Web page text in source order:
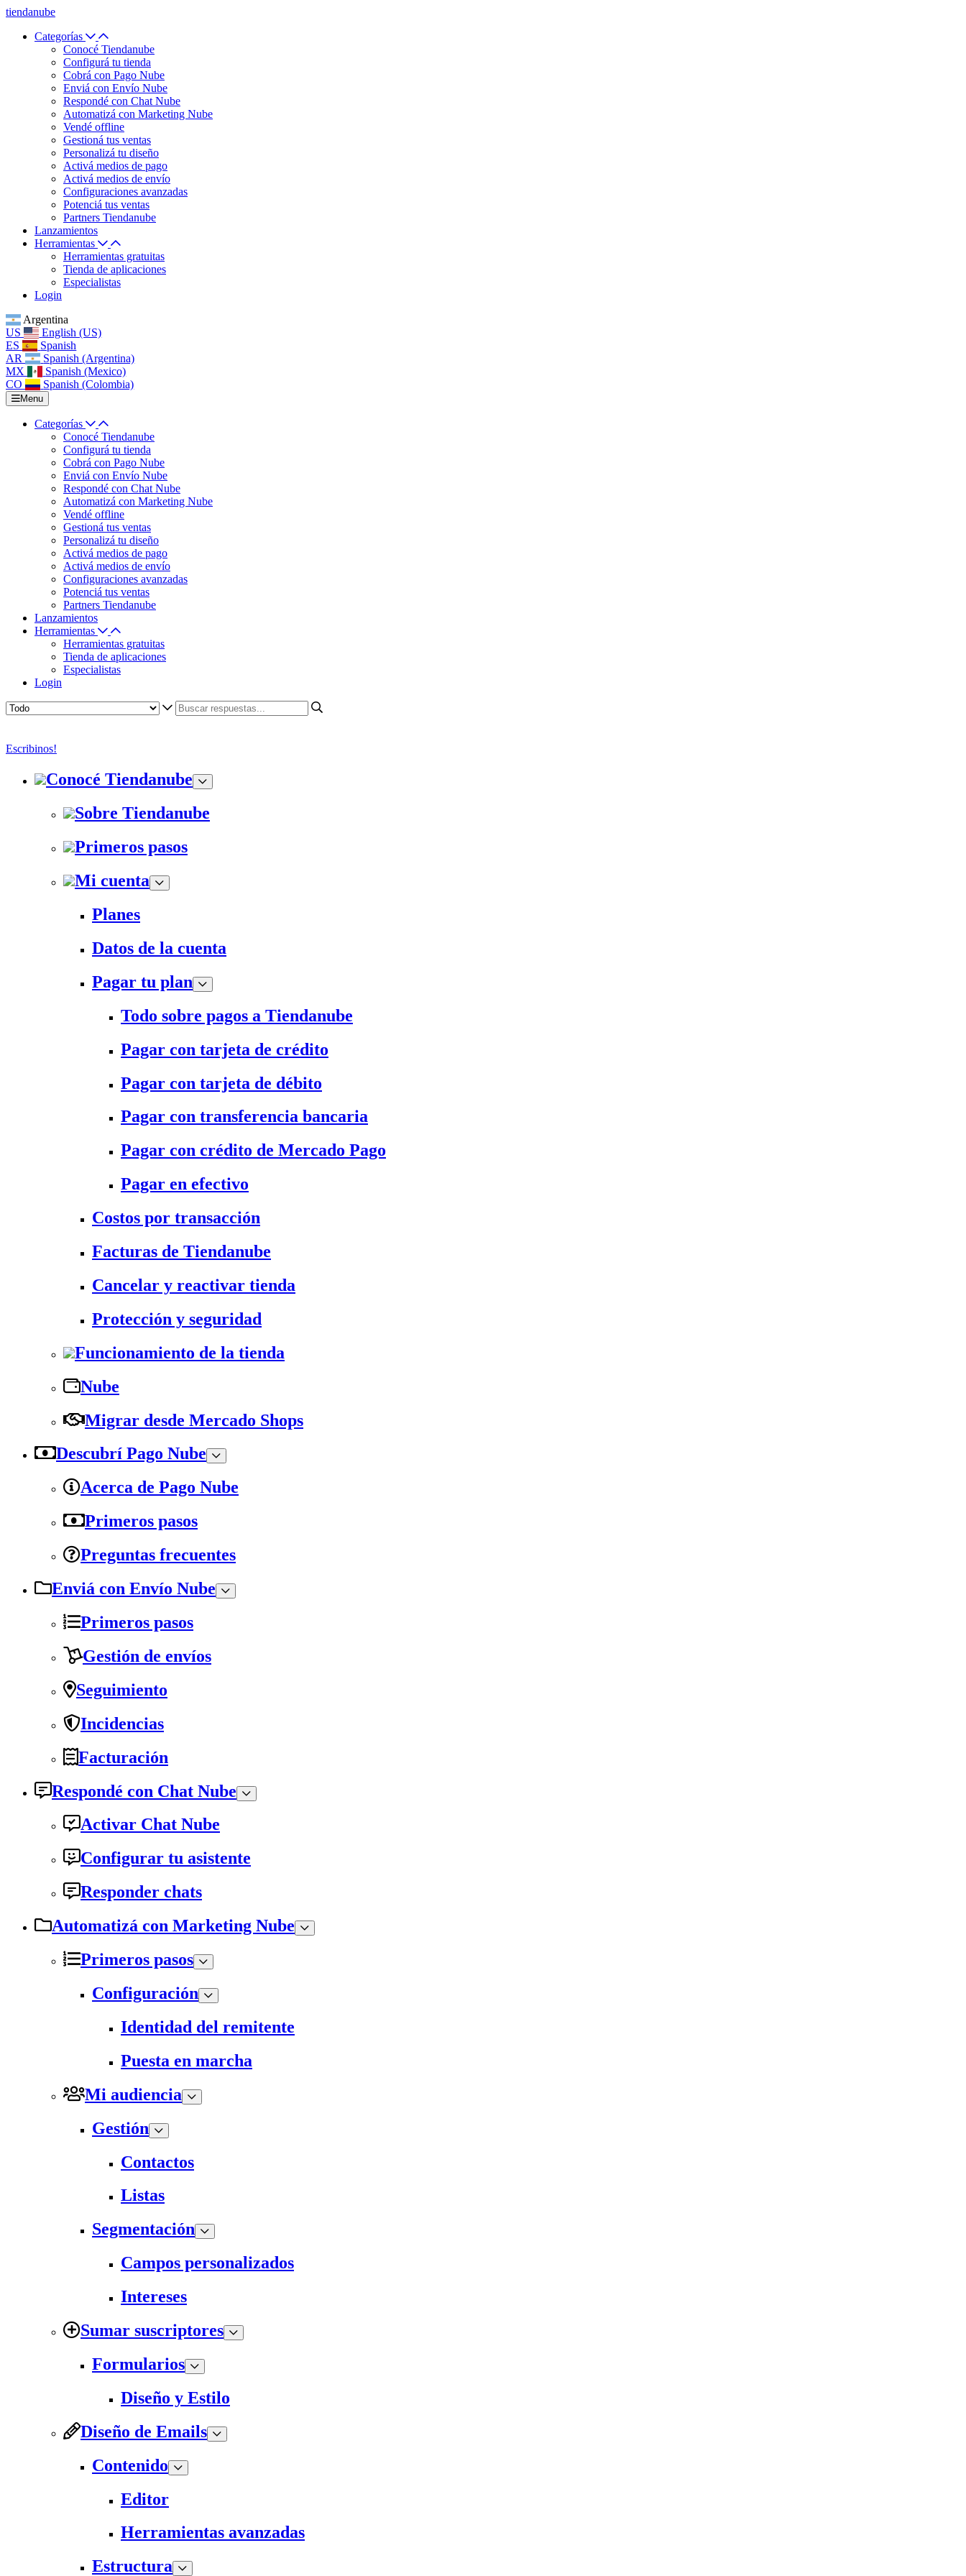
tiendanube
Categorías
Conocé Tiendanube
Configurá tu tienda
Cobrá con Pago Nube
Enviá con Envío Nube
Respondé con Chat Nube
Automatizá con Marketing Nube
Vendé offline
Gestioná tus ventas
Personalizá tu diseño
Activá medios de pago
Activá medios de envío
Configuraciones avanzadas
Potenciá tus ventas
Partners Tiendanube
Lanzamientos
Herramientas
Herramientas gratuitas
Tienda de aplicaciones
Especialistas
Login
Argentina
US
English (US)
ES
Spanish
AR
Spanish (Argentina)
MX
Spanish (Mexico)
CO
Spanish (Colombia)
Menu
Categorías
Conocé Tiendanube
Configurá tu tienda
Cobrá con Pago Nube
Enviá con Envío Nube
Respondé con Chat Nube
Automatizá con Marketing Nube
Vendé offline
Gestioná tus ventas
Personalizá tu diseño
Activá medios de pago
Activá medios de envío
Configuraciones avanzadas
Potenciá tus ventas
Partners Tiendanube
Lanzamientos
Herramientas
Herramientas gratuitas
Tienda de aplicaciones
Especialistas
Login
Escribinos!
Conocé Tiendanube
Sobre Tiendanube
Primeros pasos
Mi cuenta
Planes
Datos de la cuenta
Pagar tu plan
Todo sobre pagos a Tiendanube
Pagar con tarjeta de crédito
Pagar con tarjeta de débito
Pagar con transferencia bancaria
Pagar con crédito de Mercado Pago
Pagar en efectivo
Costos por transacción
Facturas de Tiendanube
Cancelar y reactivar tienda
Protección y seguridad
Funcionamiento de la tienda
Nube
Migrar desde Mercado Shops
Descubrí Pago Nube
Acerca de Pago Nube
Primeros pasos
Preguntas frecuentes
Enviá con Envío Nube
Primeros pasos
Gestión de envíos
Seguimiento
Incidencias
Facturación
Respondé con Chat Nube
Activar Chat Nube
Configurar tu asistente
Responder chats
Automatizá con Marketing Nube
Primeros pasos
Configuración
Identidad del remitente
Puesta en marcha
Mi audiencia
Gestión
Contactos
Listas
Segmentación
Campos personalizados
Intereses
Sumar suscriptores
Formularios
Diseño y Estilo
Diseño de Emails
Contenido
Editor
Herramientas avanzadas
Estructura